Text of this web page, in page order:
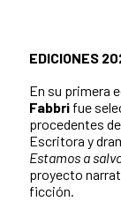
EDICIONES
En su primera
Fabbri fue
procedentes
Escritora y
Estamos a
proyecto
ficción.